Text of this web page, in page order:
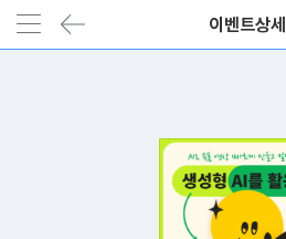
이벤트상세